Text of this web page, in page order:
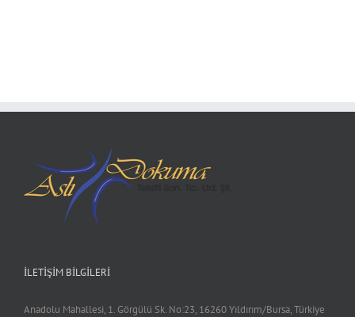
İLETIŞIM BILGILERI
Anadolu Mahallesi, 1. Görgülü Sk. No:23, 16260 Yıldırım/Bursa, Türkiye